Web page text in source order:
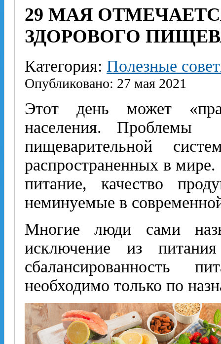
29 МАЯ
ЗДОРОВОГО
Категория: Полезные
Опубликовано: 27 мая 2021
Этот день может
населения. Проблемы
пищеварительной
распространенных в
питание, качество
неминуемые в
Многие люди сами
исключение из
сбалансированность
необходимо только по